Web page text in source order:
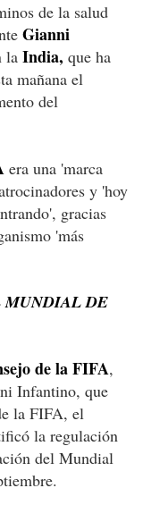
de la salud
Gianni
la India, que ha
mañana el
del
era una 'marca
y 'hoy
gracias
'más
MUNDIAL DE
de la FIFA,
Infantino, que
la FIFA, el
la regulación
del Mundial